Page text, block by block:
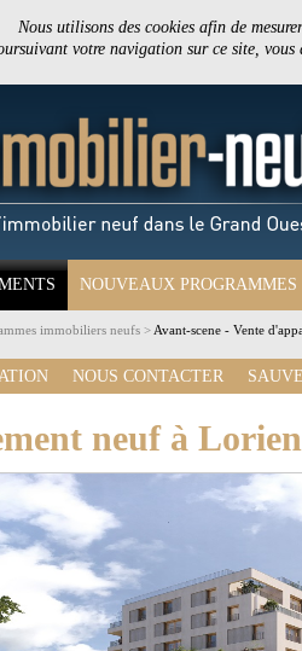
Nous utilisons des cookies afin de
votre navigation sur ce site,
NOUVEAUX PROGRAMMES
immobiliers neufs > Avant-scene - Vente
NOUS CONTACTER
neuf à